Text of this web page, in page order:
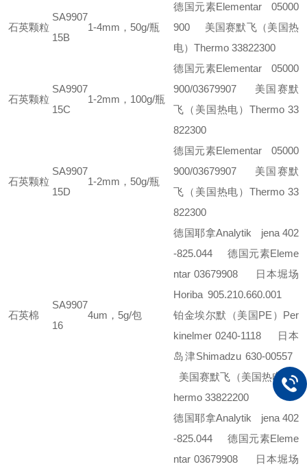
石英颗粒
SA9907
15B
1-4mm，50g/瓶
德国元素Elementar 05000
900 美国赛默飞（美国热
电）Thermo 33822300
石英颗粒
SA9907
15C
1-2mm，100g/瓶
德国元素Elementar 05000
900/03679907 美国赛默
飞（美国热电）Thermo 33
822300
石英颗粒
SA9907
15D
1-2mm，50g/瓶
德国元素Elementar 05000
900/03679907 美国赛默
飞（美国热电）Thermo 33
822300
石英棉
SA9907
16
4um，5g/包
德国耶拿Analytik jena 402
-825.044 德国元素Eleme
ntar 03679908 日本堀场
Horiba 905.210.660.001
铂金埃尔默（美国PE）Per
kinelmer 0240-1118日本
岛津Shimadzu 630-00557
美国赛默飞（美国热电）T
hermo 33822200
德国耶拿Analytik jena 402
-825.044 德国元素Eleme
ntar 03679908 日本堀场